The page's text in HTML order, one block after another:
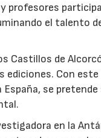
profesores
el talento
Castillos de
ediciones. Con
se
en la